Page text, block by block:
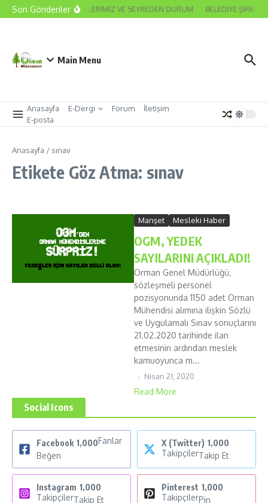
İçeriğe atla
Son Gönderiler
2026 ODA SEÇİMLERİMİZ VE SEYREDEN DURUM BELEDİYE ŞİRKET
Main Menu
Anasayfa E-Dergi Forum
İletişim
E-posta
Anasayfa / sınav
Etikete Göz Atma: sınav
Manşet Mesleki Haber
OGM, YEDEK
SAYILARINI AÇIKLADI!
Orman Genel Müdürlüğü,
sözleşmeli personel
pozisyonunda 1150 adet Orman
Mühendisi alımına ilişkin Sözlü
ve Uygulamalı Sınav sonuçlarını
21.02.2020 tarihinde ilan
etmesinin ardından meslek
kamuoyunca m...
Nisan 21, 2020
Read More
Social Icons
Facebook 1,000Fanlar
Beğen
X (Twitter) 1,000
TakipçilerTakip Et
Instagram 1,000
TakipçilerTakip Et
Pinterest 1,000
TakipçilerPin